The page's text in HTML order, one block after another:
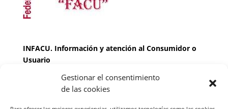
Gestionar el consentimiento
de las cookies
INFACU. Información y atención al Consumidor o
Usuario
MARTES Y JUEVES de17:00 a 20 horas